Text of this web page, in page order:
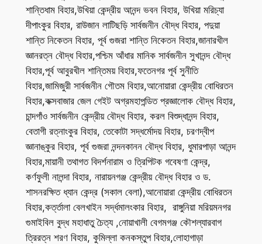
শান্তিধাম বিহার,উখিয়া কেন্দ্রীয় আনন্দ ভবন বিহার, উখিয়া মরিচ্যা
দীপাংকুর বিহার, রাউজান লাটিছড়ি সার্বজনীন বৌদ্ধ বিহার, পদুয়া
শান্তি নিকেতন বিহার, পূর্ব গুজরা শান্তি নিকেতন বিহার,জানারখীল
জ্ঞানরত্ন বৌদ্ধ বিহার,পশ্চিম আঁধার মানিক সার্বজনীন সুখানন্দ বৌদ্ধ
বিহার,পূর্ব আবুরখীল শান্তিময় বিহার,ফতেনগর পূর্ব সুনীতি
বিহার,জামিজুরী সার্বজনীন গৌতম বিহার,আনোয়ারা কেন্দ্রীয় বোধিরতন
বিহার,কক্সবাজার জেল গেইট অগ্রমহাপন্ডিত প্রজ্ঞালোক বৌদ্ধ বিহার,
চান্দগাঁও সার্বজনীন কেন্দ্রীয় বৌদ্ধ বিহার, করল বিশুদ্ধানন্দ বিহার,
বেতাগী রত্নাংকুর বিহার, তেকোটা সদ্ধর্মোদয় বিহার, চরণদ্বীপ
জ্ঞানাঙ্কুর বিহার, পূর্ব গুজরা নন্দনকানন বৌদ্ধ বিহার, ধুমারপাড়া আনন্দ
বিহার,মায়ানী তথাগত বিদর্শনারাম ও ত্রিপিটক গবেষণা কেন্দ্র,
কর্ণফুলী নালন্দা বিহার, নারায়নগঞ্জ কেন্দ্রীয় বৌদ্ধ বিহার ও ড.
শাসনরক্ষিত ধ্যান কেন্দ্র (সকাল বেলা),আনোয়ারা কেন্দ্রীয় বোধিরতন
বিহার,কর্ত্তালা বেলখাইন সর্দ্ধমালংকার বিহার, রাঙ্গুনিয়া মরিয়মনগর
গুমাইবিল বুদ্ধ মহাধাতু চৈত্য ,নোয়াখালী বেগমগঞ্জ কৌশল্যারবাগ
ত্রিরত্ন শরণ বিহার, কুমিল্লা কনকস্তুপ বিহার,লোহাগাড়া